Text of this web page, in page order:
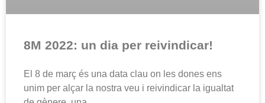
8M 2022: un dia per reivindicar!
El 8 de març és una data clau on les dones ens
unim per alçar la nostra veu i reivindicar la igualtat